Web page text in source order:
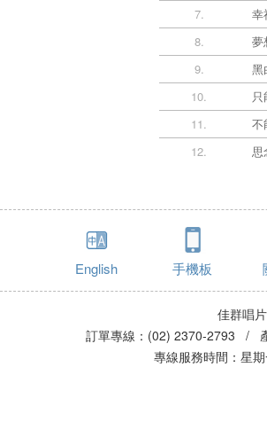
7.
幸
8.
夢
9.
黑
10.
11.
不
12.
思
English 手機板
佳群唱
訂單專線：(02) 2370-2793 /
專線服務時間：星